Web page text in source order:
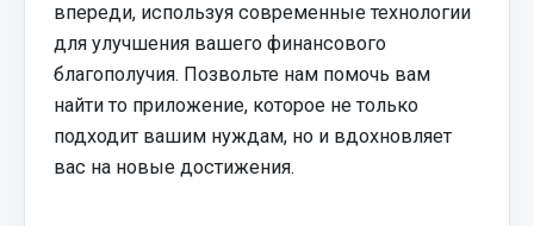
впереди, используя современные технологии
для улучшения вашего финансового
благополучия. Позвольте нам помочь вам
найти то приложение, которое не только
подходит вашим нуждам, но и вдохновляет
вас на новые достижения.